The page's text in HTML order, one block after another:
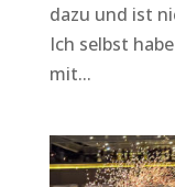
dazu und ist
Ich selbst
mit...